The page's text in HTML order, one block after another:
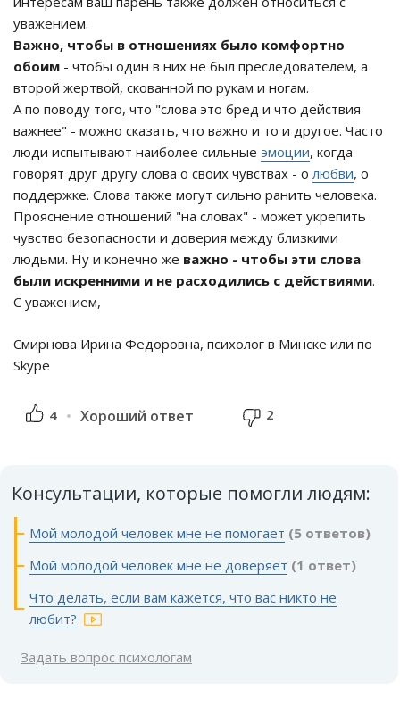
уважением.
Важно, чтобы в отношениях было комфортно
обоим - чтобы один в них не был преследователем, а
второй жертвой, скованной по рукам и ногам.
А по поводу того, что "слова это бред и что действия
важнее" - можно сказать, что важно и то и другое. Часто
люди испытывают наиболее сильные эмоции, когда
говорят друг другу слова о своих чувствах - о любви, о
поддержке. Слова также могут сильно ранить человека.
Прояснение отношений "на словах" - может укрепить
чувство безопасности и доверия между близкими
людьми. Ну и конечно же важно - чтобы эти слова
были искренними и не расходились с действиями.
С уважением,
Смирнова Ирина Федоровна, психолог в Минске или по
Skype
4 Хороший ответ 2
Консультации, которые помогли людям:
Мой молодой человек мне не помогает (5 ответов)
Мой молодой человек мне не доверяет (1 ответ)
Что делать, если вам кажется, что вас никто не
любит?
Задать вопрос психологам